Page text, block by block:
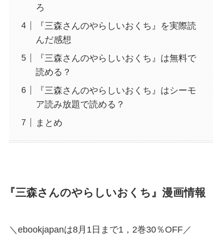
ろ
『三森さんのやらしいおくち』を実際読
んだ感想
『三森さんのやらしいおくち』は無料で
読める？
『三森さんのやらしいおくち』はシーモ
ア読み放題で読める？
まとめ
『三森さんのやらしいおくち』漫画情報
＼ebookjapanは8月1日まで1，2巻30％OFF／